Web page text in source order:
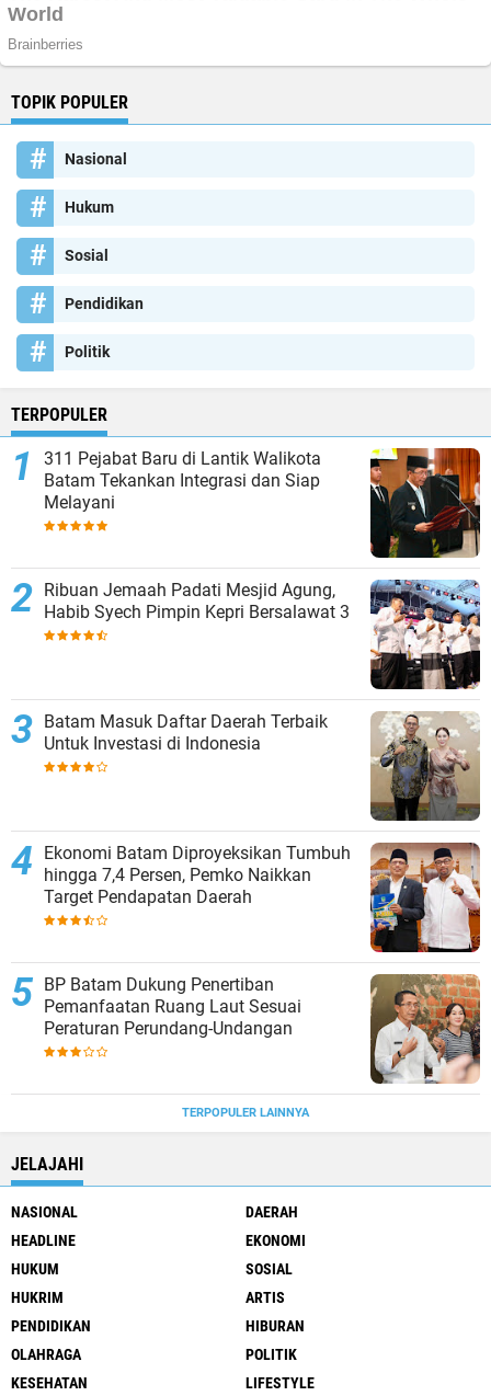
TOPIK POPULER
Nasional
Hukum
Sosial
Pendidikan
Politik
TERPOPULER
311 Pejabat Baru di Lantik Walikota
Batam Tekankan Integrasi dan Siap
Melayani
Ribuan Jemaah Padati Mesjid Agung,
Habib Syech Pimpin Kepri Bersalawat 3
Batam Masuk Daftar Daerah Terbaik
Untuk Investasi di Indonesia
Ekonomi Batam Diproyeksikan Tumbuh
hingga 7,4 Persen, Pemko Naikkan
Target Pendapatan Daerah
BP Batam Dukung Penertiban
Pemanfaatan Ruang Laut Sesuai
Peraturan Perundang-Undangan
TERPOPULER LAINNYA
JELAJAHI
NASIONAL
DAERAH
HEADLINE
EKONOMI
HUKUM
SOSIAL
HUKRIM
ARTIS
PENDIDIKAN
HIBURAN
OLAHRAGA
POLITIK
KESEHATAN
LIFESTYLE